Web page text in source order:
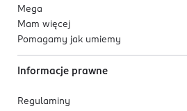
Mega
Mam więcej
Pomagamy jak umiemy
Informacje prawne
Regulaminy